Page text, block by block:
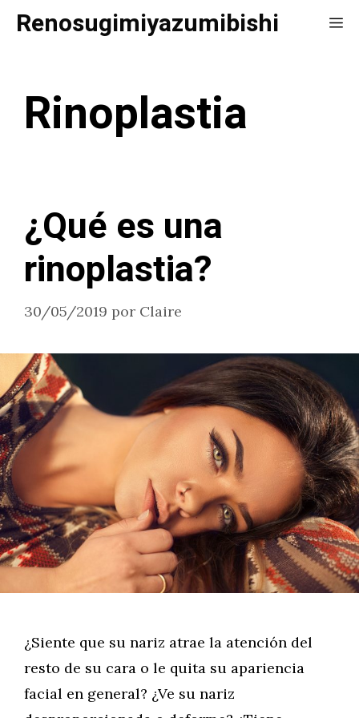
SaltarRenosugimiyazumibishi
Rinoplastia
¿Qué es una
rinoplastia?
30/05/2019 por Claire
¿Siente que su nariz atrae la atención del
resto de su cara o le quita su apariencia
facial en general? ¿Ve su nariz